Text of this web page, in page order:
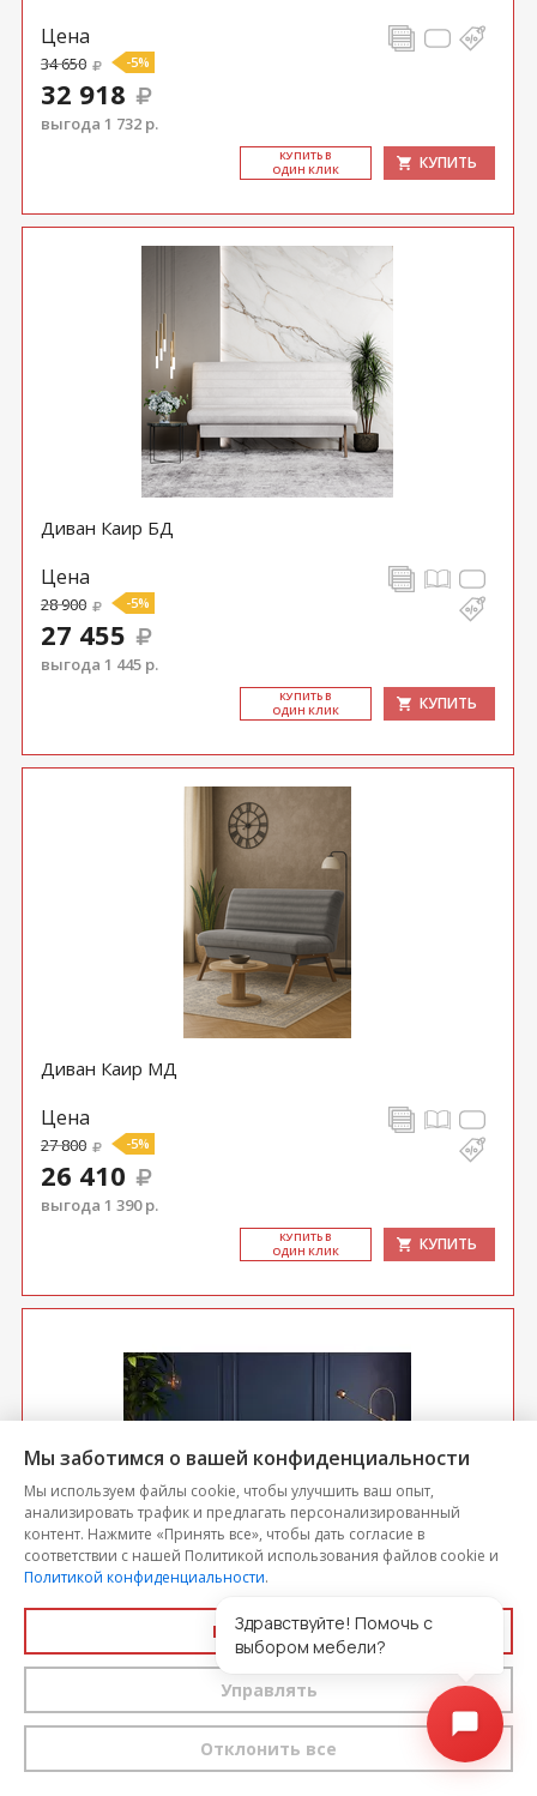
Цена
34 650 -5%
32 918
выгода 1 732 р.
КУ­ПИТЬ В
ОДИН КЛИК
КУПИТЬ
Диван Каир БД
Цена
28 900 -5%
27 455
выгода 1 445 р.
КУ­ПИТЬ В
ОДИН КЛИК
КУПИТЬ
Диван Каир МД
Цена
27 800 -5%
26 410
выгода 1 390 р.
КУ­ПИТЬ В
ОДИН КЛИК
КУПИТЬ
Диван Бетти 2 БД
Цена
26 600
КУ­ПИТЬ В
Мы заботимся о вашей конфиденциальности
Мы используем файлы cookie, чтобы улучшить ваш опыт,
анализировать трафик и предлагать персонализированный
контент. Нажмите «Принять все», чтобы дать согласие в
соответствии с нашей Политикой использования файлов cookie и
Политикой конфиденциальности.
Принять все
Управлять
Отклонить все
Здравствуйте! Помочь с
выбором мебели?